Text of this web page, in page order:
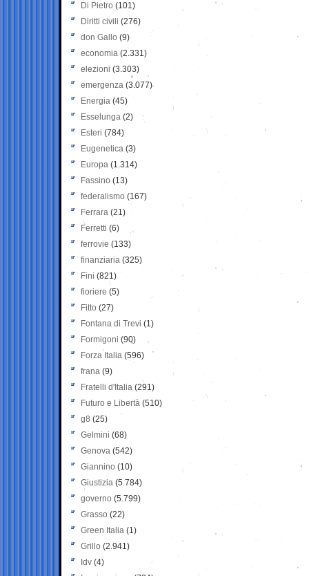
Di Pietro (101)
Diritti civili (276)
don Gallo (9)
economia (2.331)
elezioni (3.303)
emergenza (3.077)
Energia (45)
Esselunga (2)
Esteri (784)
Eugenetica (3)
Europa (1.314)
Fassino (13)
federalismo (167)
Ferrara (21)
Ferretti (6)
ferrovie (133)
finanziaria (325)
Fini (821)
fioriere (5)
Fitto (27)
Fontana di Trevi (1)
Formigoni (90)
Forza Italia (596)
frana (9)
Fratelli d'Italia (291)
Futuro e Libertà (510)
g8 (25)
Gelmini (68)
Genova (542)
Giannino (10)
Giustizia (5.784)
governo (5.799)
Grasso (22)
Green Italia (1)
Grillo (2.941)
Idv (4)